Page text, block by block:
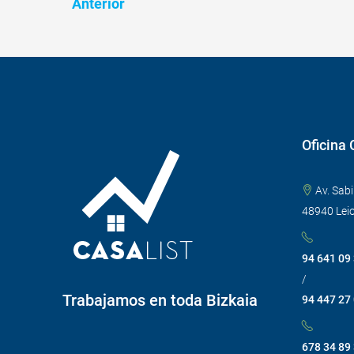
Anterior
Trabajamos en toda Bizkaia
Oficina
Av.
48940
94 641 09
/
94 447 27
678 34 89